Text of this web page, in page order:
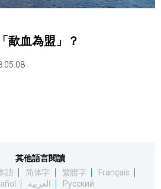
歃血為盟」？
其他語言閱讀
語 简体字 繁體字
Français
العربية Русский